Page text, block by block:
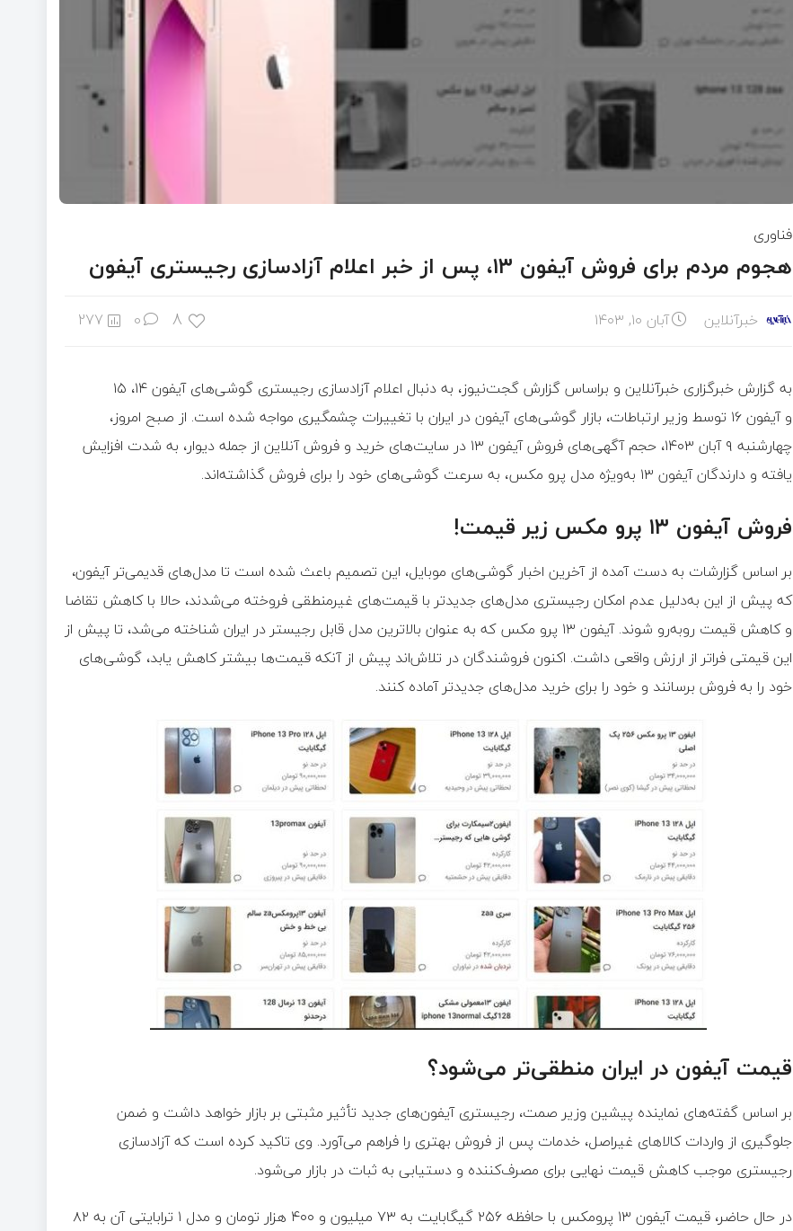
فناوری
هجوم مردم برای فروش آیفون ۱۳، پس از خبر اعلام آزادسازی رجیستری آیفون
خبرآنلاین آبان ۱۰, ۱۴۰۳ 8
0
277
به گزارش خبرگزاری خبرآنلاین و براساس گزارش گجت‌نیوز، به دنبال اعلام آزادسازی رجیستری گوشی‌های آیفون ۱۴، ۱۵
و آیفون ۱۶ توسط وزیر ارتباطات، بازار گوشی‌های آیفون در ایران با تغییرات چشمگیری مواجه شده است. از صبح امروز،
چهارشنبه ۹ آبان ۱۴۰۳، حجم آگهی‌های فروش آیفون ۱۳ در سایت‌های خرید و فروش آنلاین از جمله دیوار، به شدت افزایش
یافته و دارندگان آیفون ۱۳ به‌ویژه مدل پرو مکس، به سرعت گوشی‌های خود را برای فروش گذاشته‌اند.
فروش آیفون ۱۳ پرو مکس زیر قیمت!
بر اساس گزارشات به دست آمده از آخرین اخبار گوشی‌های موبایل، این تصمیم باعث شده است تا مدل‌های قدیمی‌تر آیفون،
که پیش از این به‌دلیل عدم امکان رجیستری مدل‌های جدیدتر با قیمت‌های غیرمنطقی فروخته می‌شدند، حالا با کاهش تقاضا
و کاهش قیمت روبه‌رو شوند. آیفون ۱۳ پرو مکس که به عنوان بالاترین مدل قابل رجیستر در ایران شناخته می‌شد، تا پیش از
این قیمتی فراتر از ارزش واقعی داشت. اکنون فروشندگان در تلاش‌اند پیش از آنکه قیمت‌ها بیشتر کاهش یابد، گوشی‌های
خود را به فروش برسانند و خود را برای خرید مدل‌های جدیدتر آماده کنند.
قیمت آیفون در ایران منطقی‌تر می‌شود؟
بر اساس گفته‌های نماینده پیشین وزیر صمت، رجیستری آیفون‌های جدید تأثیر مثبتی بر بازار خواهد داشت و ضمن
جلوگیری از واردات کالاهای غیراصل، خدمات پس از فروش بهتری را فراهم می‌آورد. وی تاکید کرده است که آزادسازی
رجیستری موجب کاهش قیمت نهایی برای مصرف‌کننده و دستیابی به ثبات در بازار می‌شود.
در حال حاضر، قیمت آیفون ۱۳ پرومکس با حافظه ۲۵۶ گیگابایت به ۷۳ میلیون و ۴۰۰ هزار تومان و مدل ۱ ترابایتی آن به ۸۲